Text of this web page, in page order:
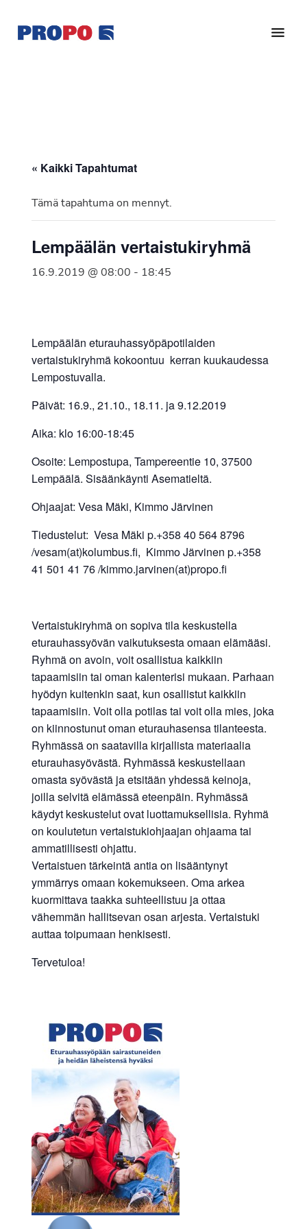
pääsisältöön
alatunnisteeseen
Ry
vuonna
Suomen
« Kaikki Tapahtumat
Tämä tapahtuma on mennyt.
Lempäälän vertaistukiryhmä
16.9.2019 @ 08:00 - 18:45
Lempäälän eturauhassyöpäpotilaiden
vertaistukiryhmä kokoontuu kerran kuukaudessa
Lempostuvalla.
Päivät: 16.9., 21.10., 18.11. ja 9.12.2019
Aika: klo 16:00-18:45
Osoite: Lempostupa, Tampereentie 10, 37500
Lempäälä. Sisäänkäynti Asematieltä.
Ohjaajat: Vesa Mäki, Kimmo Järvinen
Tiedustelut: Vesa Mäki p.+358 40 564 8796
/vesam(at)kolumbus.fi, Kimmo Järvinen p.+358
41 501 41 76 /kimmo.jarvinen(at)propo.fi
Vertaistukiryhmä on sopiva tila keskustella
eturauhassyövän vaikutuksesta omaan elämääsi.
Ryhmä on avoin, voit osallistua kaikkiin
tapaamisiin tai oman kalenterisi mukaan. Parhaan
hyödyn kuitenkin saat, kun osallistut kaikkiin
tapaamisiin. Voit olla potilas tai voit olla mies, joka
on kiinnostunut oman eturauhasensa tilanteesta.
Ryhmässä on saatavilla kirjallista materiaalia
eturauhasyövästä. Ryhmässä keskustellaan
omasta syövästä ja etsitään yhdessä keinoja,
joilla selvitä elämässä eteenpäin. Ryhmässä
käydyt keskustelut ovat luottamuksellisia. Ryhmä
on koulutetun vertaistukiohjaajan ohjaama tai
ammatillisesti ohjattu.
Vertaistuen tärkeintä antia on lisääntynyt
ymmärrys omaan kokemukseen. Oma arkea
kuormittava taakka suhteellistuu ja ottaa
vähemmän hallitsevan osan arjesta. Vertaistuki
auttaa toipumaan henkisesti.
Tervetuloa!